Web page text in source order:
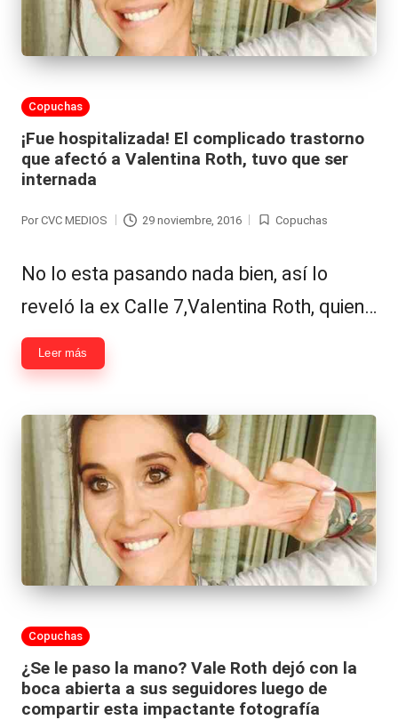
Publicada
Copuchas
¡Fue hospitalizada! El complicado trastorno
que afectó a Valentina Roth, tuvo que ser
internada
Publicado
Por CVC MEDIOS 29 noviembre, 2016
Publicada
Copuchas
No lo esta pasando nada bien, así lo
reveló la ex Calle 7,Valentina Roth, quien…
Leer más
Publicada
Copuchas
¿Se le paso la mano? Vale Roth dejó con la
boca abierta a sus seguidores luego de
compartir esta impactante fotografía